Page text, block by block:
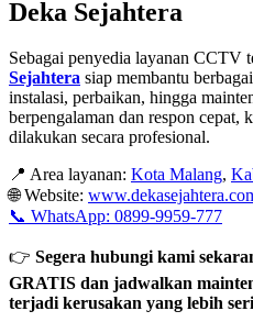
Deka Sejahtera
Sebagai penyedia layanan CCTV
Sejahtera siap membantu
instalasi, perbaikan, hingga
berpengalaman dan respon cepat,
dilakukan secara profesional.
📍 Area layanan: Kota Malang,
🌐 Website:
📞 WhatsApp: 0899-9959-777
👉 Segera hubungi kami
GRATIS dan jadwalkan
terjadi kerusakan yang lebih